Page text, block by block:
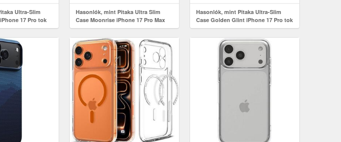
Ultra-Slim
17 Pro tok
Hasonlók, mint Pitaka Ultra Slim
Case Moonrise iPhone 17 Pro Max
tok
Hasonlók, mint Pitaka Ultra-Slim
Case Golden Glint iPhone 17 Pro tok